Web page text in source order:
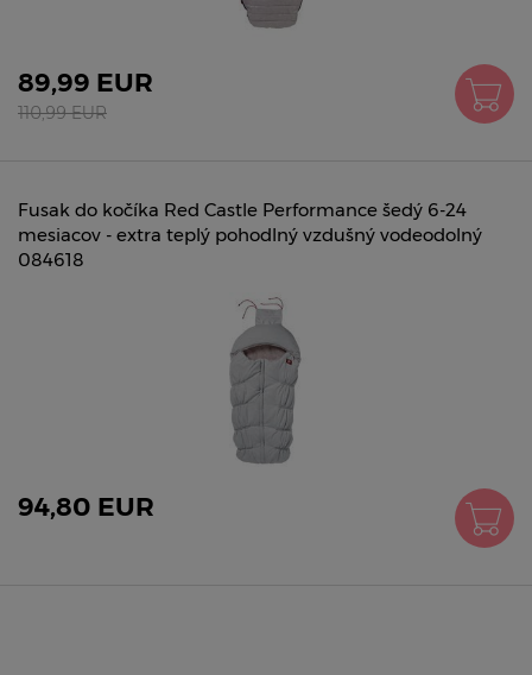
89,99 EUR
110,99 EUR
Fusak do kočíka Red Castle Performance šedý 6-24
mesiacov - extra teplý pohodlný vzdušný vodeodolný
084618
94,80 EUR